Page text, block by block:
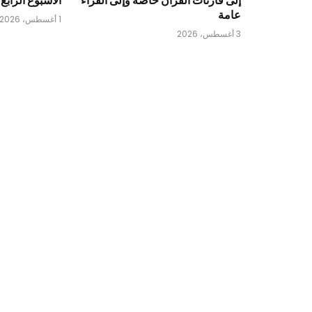
عامة
3 أغسطس، 2026
1 أغسطس، 2026